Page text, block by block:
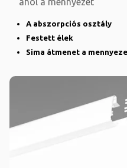
A abszorpciós osztály
Festett élek
Sima átmenet a